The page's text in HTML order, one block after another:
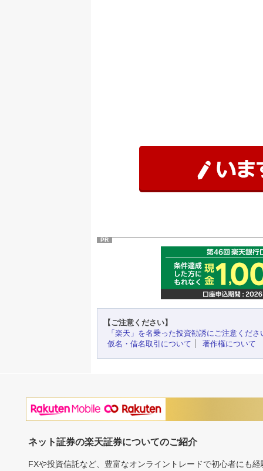
PR
【ご注意ください】
「楽天」を名乗った投資勧誘にご注意くださ
仮名・借名取引について
著作権について
ネット証券の楽天証券についてのご紹介
FXや投資信託など、豊富なオンライントレードで初心者にも